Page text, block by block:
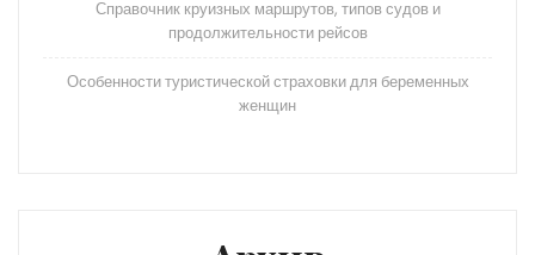
Справочник круизных маршрутов, типов судов и
продолжительности рейсов
Особенности туристической страховки для беременных
женщин